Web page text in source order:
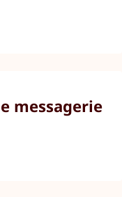
messagerie